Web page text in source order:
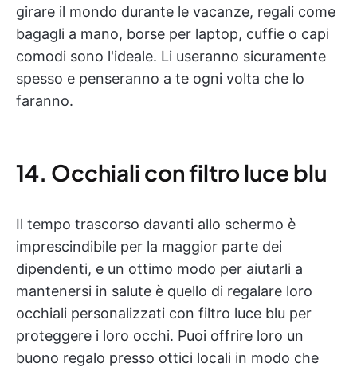
girare il mondo durante le vacanze, regali come
bagagli a mano, borse per laptop, cuffie o capi
comodi sono l'ideale. Li useranno sicuramente
spesso e penseranno a te ogni volta che lo
faranno.
14. Occhiali con filtro luce blu
Il tempo trascorso davanti allo schermo è
imprescindibile per la maggior parte dei
dipendenti, e un ottimo modo per aiutarli a
mantenersi in salute è quello di regalare loro
occhiali personalizzati con filtro luce blu per
proteggere i loro occhi. Puoi offrire loro un
buono regalo presso ottici locali in modo che